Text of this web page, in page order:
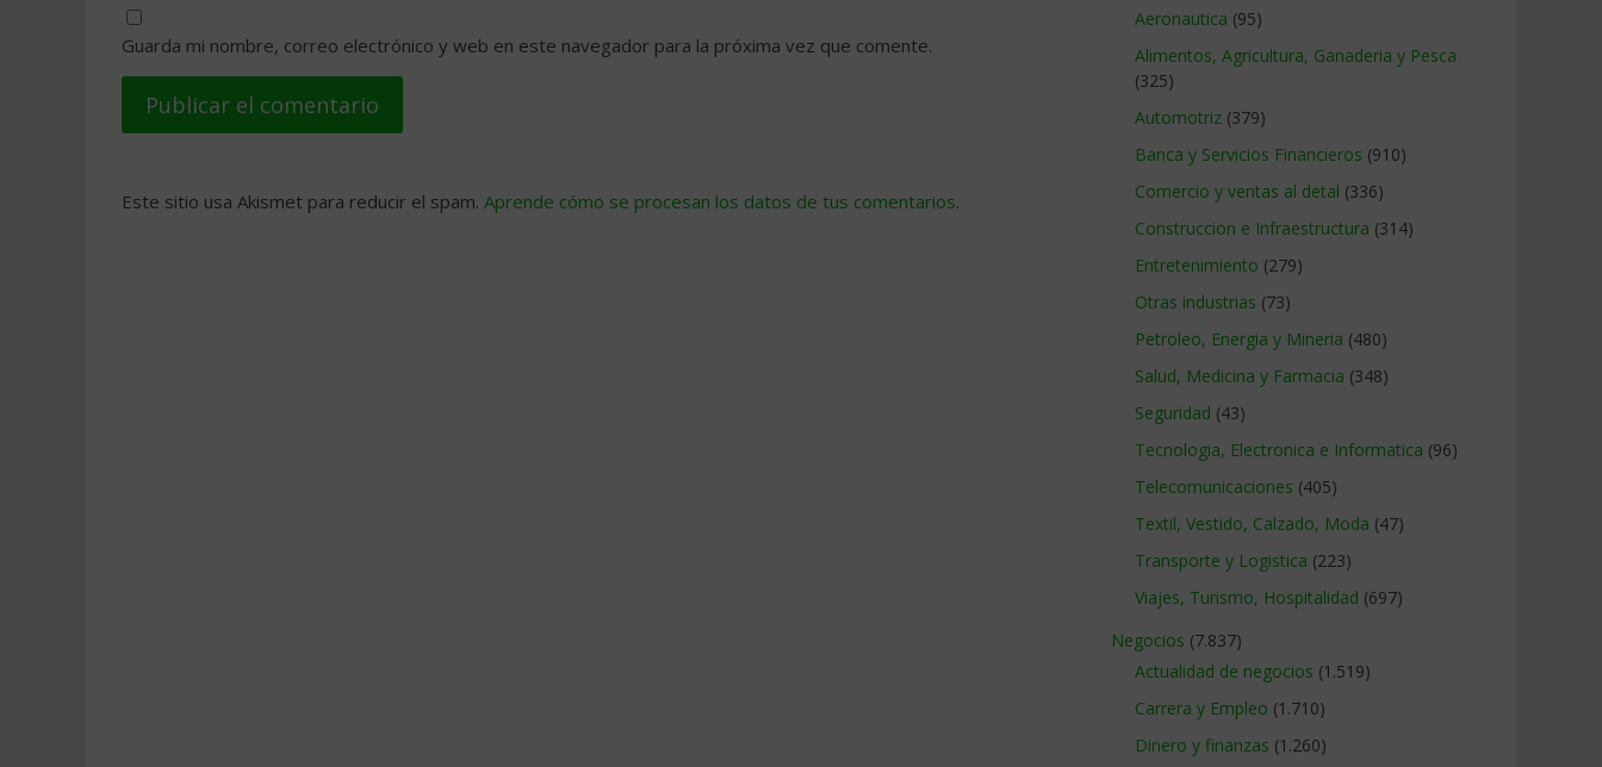
Guarda mi nombre, correo electrónico y web en este navegador para la próxima vez que comente.
Este sitio usa Akismet para reducir el spam. Aprende cómo se procesan los datos de tus comentarios.
Aeronautica (95)
Alimentos, Agricultura, Ganaderia y Pesca
(325)
Automotriz (379)
Banca y Servicios Financieros (910)
Comercio y ventas al detal (336)
Construccion e Infraestructura (314)
Entretenimiento (279)
Otras industrias (73)
Petroleo, Energia y Mineria (480)
Salud, Medicina y Farmacia (348)
Seguridad (43)
Tecnologia, Electronica e Informatica (96)
Telecomunicaciones (405)
Textil, Vestido, Calzado, Moda (47)
Transporte y Logistica (223)
Viajes, Turismo, Hospitalidad (697)
Negocios (7.837)
Actualidad de negocios (1.519)
Carrera y Empleo (1.710)
Dinero y finanzas (1.260)